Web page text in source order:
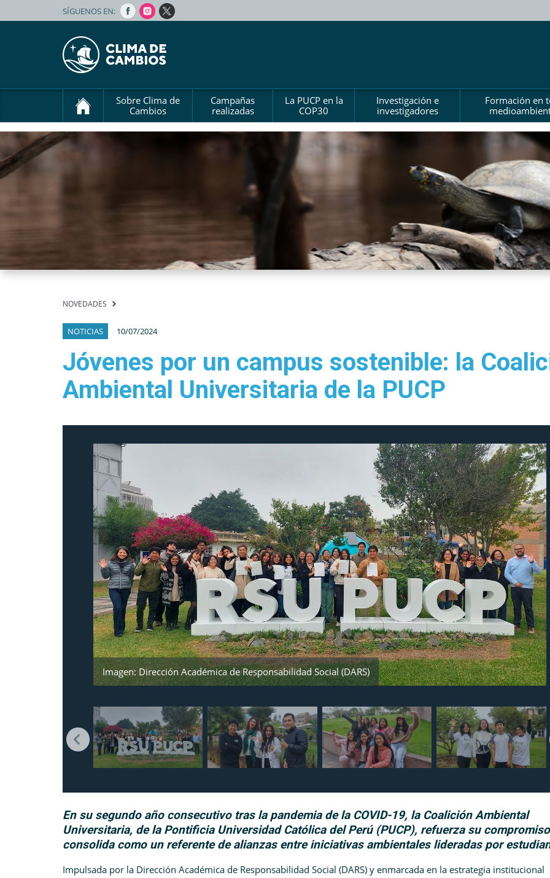
SÍGUENOS EN:
Sobre Clima de
Cambios
Campañas
realizadas
La PUCP en la
COP30
Investigación e
investigadores
Formación en
NOVEDADES
NOTICIAS 10/07/2024
Jóvenes por un campus sostenible: la
Ambiental Universitaria de la PUCP
Imagen: Dirección Académica de Responsabilidad Social (DARS)
En su segundo año consecutivo tras la pandemia de la COVID-19, la Coalición Ambiental
Universitaria, de la Pontificia Universidad Católica del Perú (PUCP), refuerza su
consolida como un referente de alianzas entre iniciativas ambientales lideradas por
Impulsada por la Dirección Académica de Responsabilidad Social (DARS) y enmarcada en la estrategia institucional